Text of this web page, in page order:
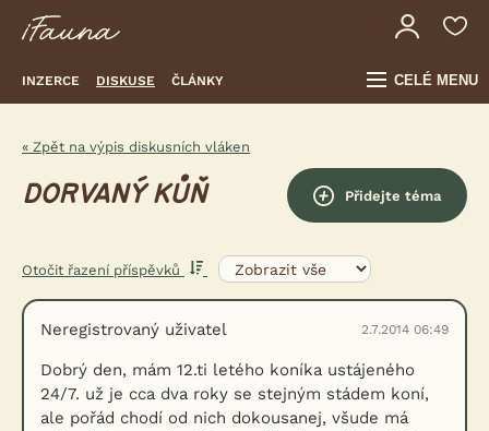
INZERCE DISKUSE ČLÁNKY CELÉ MENU
« Zpět na výpis diskusních vláken
DORVANÝ KŮŇ Přidejte téma
Otočit řazení příspěvků
Neregistrovaný uživatel 2.7.2014 06:49
Dobrý den, mám 12.ti letého koníka ustájeného
24/7. už je cca dva roky se stejným stádem koní,
ale pořád chodí od nich dokousanej, všude má